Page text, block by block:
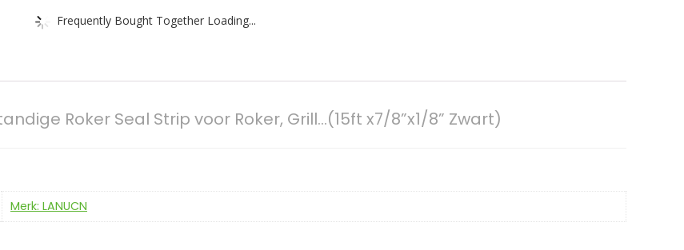
Frequently Bought Together Loading...
Roker Seal Strip voor Roker, Grill…(15ft x7/8”x1/8” Zwart)
Merk: LANUCN